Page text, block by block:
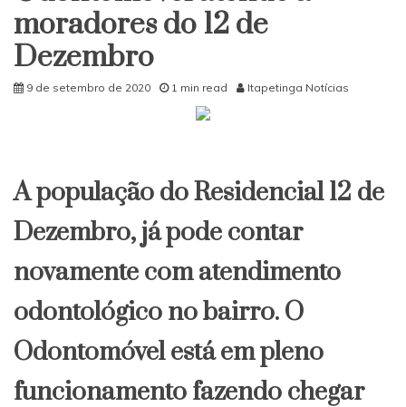
quarta-
feira,
09
de
moradores do 12 de
Dezembro
9 de setembro de 2020 1 min read Itapetinga Notícias
A população do Residencial 12 de
Dezembro, já pode contar
novamente com atendimento
odontológico no bairro. O
Odontomóvel está em pleno
funcionamento fazendo chegar